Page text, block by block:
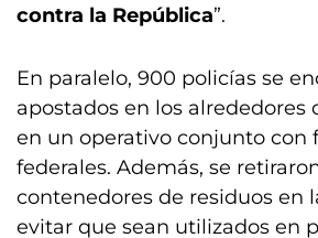
contra la República”.
En paralelo, 900 policías se
apostados en los alrededores
en un operativo conjunto con
federales. Además, se
contenedores de residuos en
evitar que sean utilizados en